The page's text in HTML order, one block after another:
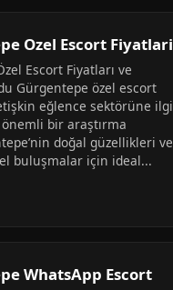
Ozel Escort Fiyatlari
Escort Fiyatları ve
Gürgentepe özel escort
eğlence sektörüne ilgi
bir araştırma
doğal güzellikleri ve
buluşmalar için ideal...
WhatsApp Escort